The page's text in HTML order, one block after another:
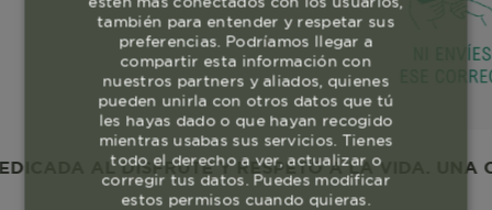
AL DISFRUTE Y RESPETO A LA VIDA.
también para entender y respetar sus
preferencias. Podríamos llegar a
compartir esta información con
nuestros partners y aliados, quienes
pueden unirla con otros datos que tú
les hayas dado o que hayan recogido
mientras usabas sus servicios. Tienes
todo el derecho a ver, actualizar o
corregir tus datos. Puedes modificar
estos permisos cuando quieras.